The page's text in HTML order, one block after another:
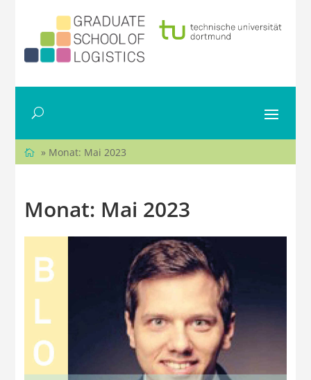
» Monat: Mai 2023
Monat: Mai 2023